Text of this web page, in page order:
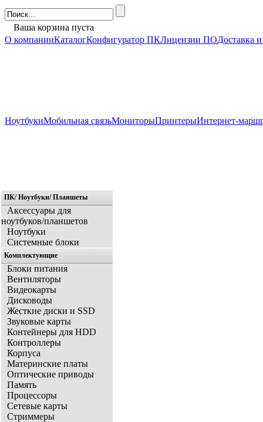
Ваша корзина пуста
О компанииКаталогКонфигуратор ПКЛицензии ПОДоставка
НоутбукиМобильная связьМониторыПринтерыИнтернет-
Главная
ПК/ Ноутбуки/ Планшеты
Аксессуары для
ноутбуков/планшетов
Ноутбуки
Системные блоки
Комплектующие
Блоки питания
Вентиляторы
Видеокарты
Дисководы
Жесткие диски и SSD
Звуковые карты
Контейнеры для HDD
Контроллеры
Корпуса
Материнские платы
Оптические приводы
Память
Процессоры
Сетевые карты
Стриммеры